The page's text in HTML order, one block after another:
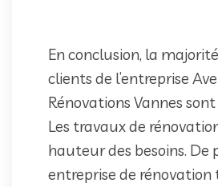
En conclusion, la
clients de l’entreprise
Rénovations Vannes
Les travaux de
hauteur des besoins. De
entreprise de rénovation